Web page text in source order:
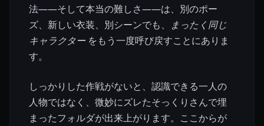
法——そして本当の難しさ——は、別のポー
ズ、新しい衣装、別シーンでも、
まったく同じ
キャラクターをもう一度呼び戻すことにありま
す。
しっかりした作戦がないと、認識できる一人の
人物ではなく、微妙にズレたそっくりさんで埋
まったフォルダが出来上がります。ここからが